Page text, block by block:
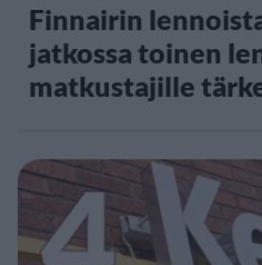
Finnairin
jatkossa toinen
matkustajille